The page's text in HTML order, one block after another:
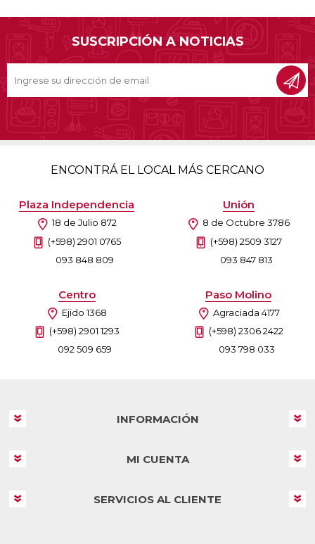
SUSCRIPCIÓN A NOTICIAS
ENCONTRÁ EL LOCAL MÁS CERCANO
Plaza Independencia
18 de Julio 872
(+598) 2901 0765
093 848 809
Unión
8 de Octubre 3786
(+598) 2509 3127
093 847 813
Centro
Ejido 1368
(+598) 2901 1293
092 509 659
Paso Molino
Agraciada 4177
(+598) 2306 2422
093 798 033
INFORMACIÓN
MI CUENTA
SERVICIOS AL CLIENTE